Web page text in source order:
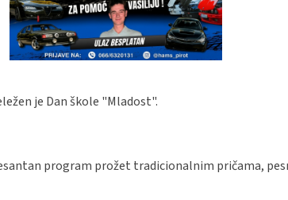
je Dan škole "Mladost".
program prožet tradicionalnim pričama,